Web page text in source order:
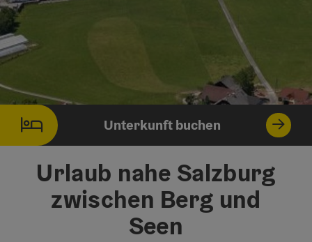
Unterkunft buchen
Urlaub nahe Salzburg
zwischen Berg und
Seen